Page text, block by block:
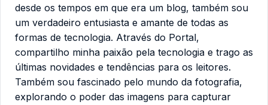
desde os tempos em que era um blog, também sou
um verdadeiro entusiasta e amante de todas as
formas de tecnologia. Através do Portal,
compartilho minha paixão pela tecnologia e trago as
últimas novidades e tendências para os leitores.
Também sou fascinado pelo mundo da fotografia,
explorando o poder das imagens para capturar